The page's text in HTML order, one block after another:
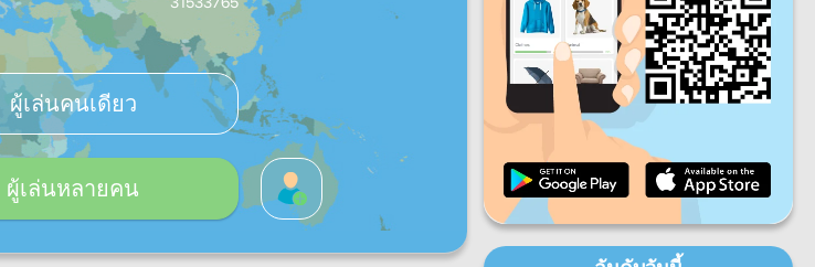
ผู้เล่นคนเดียว
ผู้เล่นหลายคน
ควาบคืนหน้ารายวัน
ความคืบหน้ารายเดือน
ใบประกาศนียบัตร
ผลรวมทั้งหมด